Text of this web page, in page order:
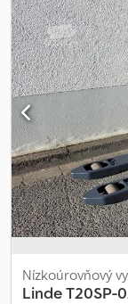
h Mast type:
3060 / 790 / 1200
Further machine
capacity
shown on the
offer you suitable
forklifts,
Rental options
your USED
our business hours
hearing from you!
offer expressly
not refurbished.
Nízkoúrovňový
LindeT20SP-